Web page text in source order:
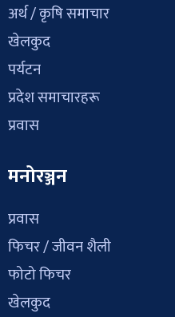
अर्थ / कृषि समाचार
खेलकुद
पर्यटन
प्रदेश समाचारहरू
प्रवास
मनोरञ्जन
प्रवास
फिचर / जीवन शैली
फोटो फिचर
खेलकुद